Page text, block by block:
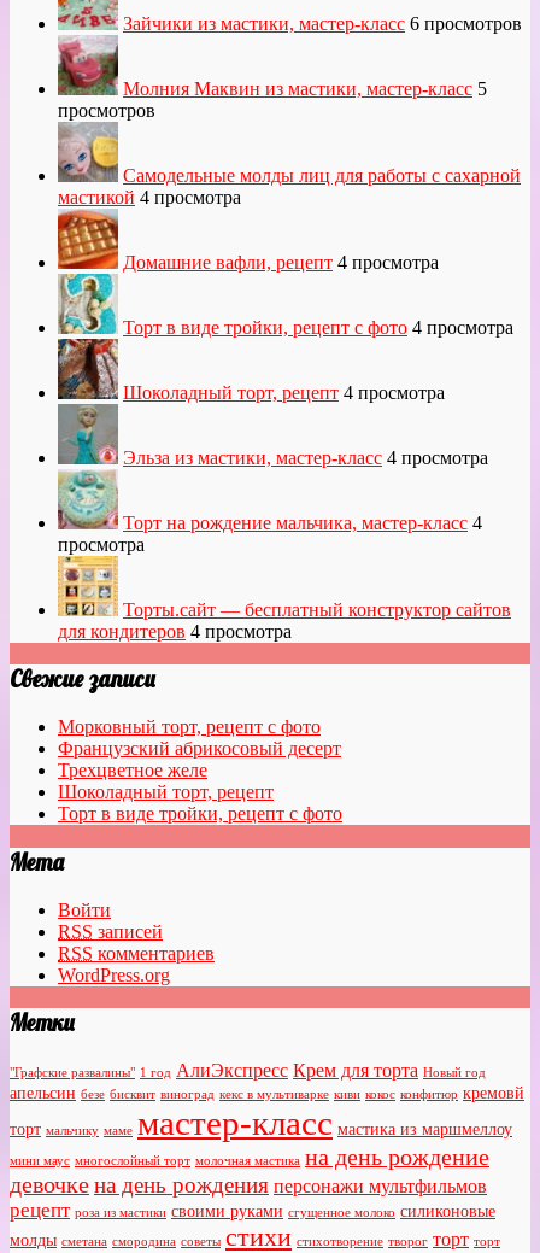
Зайчики из мастики, мастер-класс 6 просмотров
Молния Маквин из мастики, мастер-класс 5
просмотров
Самодельные молды лиц для работы с сахарной
мастикой 4 просмотра
Домашние вафли, рецепт 4 просмотра
Торт в виде тройки, рецепт с фото 4 просмотра
Шоколадный торт, рецепт 4 просмотра
Эльза из мастики, мастер-класс 4 просмотра
Торт на рождение мальчика, мастер-класс 4
просмотра
Торты.сайт — бесплатный конструктор сайтов
для кондитеров 4 просмотра
Свежие записи
Морковный торт, рецепт с фото
Французский абрикосовый десерт
Трехцветное желе
Шоколадный торт, рецепт
Торт в виде тройки, рецепт с фото
Мета
Войти
RSS записей
RSS комментариев
WordPress.org
Метки
"Графские развалины" 1 год АлиЭкспресс Крем для торта Новый год
апельсин безе бисквит виноград кекс в мультиварке киви кокос конфитюр кремовй
торт мальчику маме мастер-класс мастика из маршмеллоу
мини маус многослойный торт молочная мастика на день рождение
девочкена день рождения персонажи мультфильмов
рецепт роза из мастики своими руками сгущенное молоко силиконовые
молды сметана смородина советы стихи стихотворение творог торт торт